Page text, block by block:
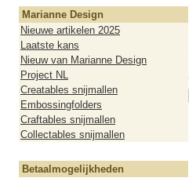
Marianne Design
Nieuwe artikelen 2025
Laatste kans
Nieuw van Marianne Design
Project NL
Creatables snijmallen
Embossingfolders
Craftables snijmallen
Collectables snijmallen
Betaalmogelijkheden